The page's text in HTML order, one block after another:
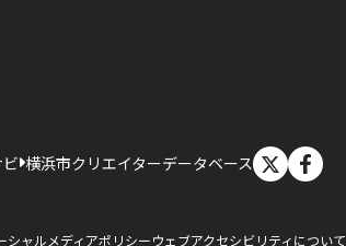
横浜市クリエイターデータベース X
シャルメディアポリシーウェブアクセシビリティについて